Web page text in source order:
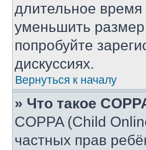
длительное
уменьшить
попробуйте
дискуссиях.
Вернуться к началу
» Что такое
COPPA (Child
частных прав